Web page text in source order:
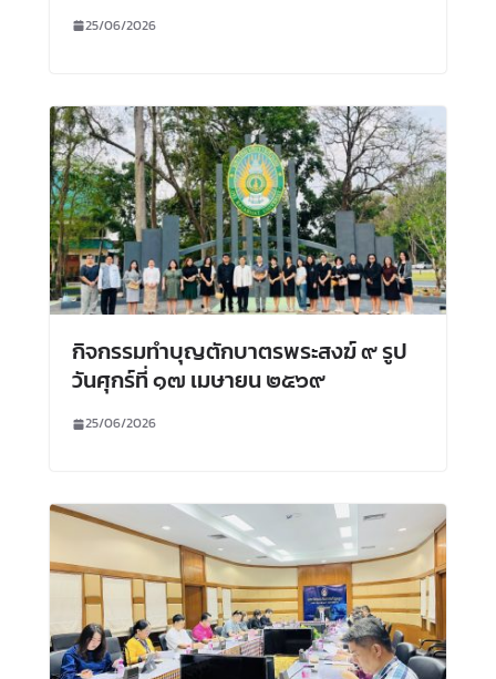
25/06/2026
กิจกรรมทำบุญตักบาตรพระสงฆ์ ๙ รูป
วันศุกร์ที่ ๑๗ เมษายน ๒๕๖๙
25/06/2026